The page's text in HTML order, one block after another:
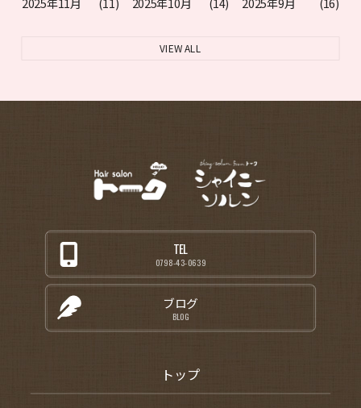
VIEW ALL
TEL
0798-43-0639
ブログ
BLOG
トップ